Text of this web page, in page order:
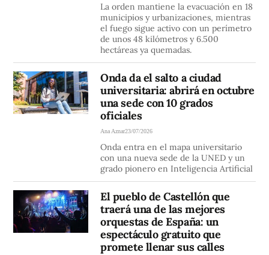
La orden mantiene la evacuación en 18
municipios y urbanizaciones, mientras
el fuego sigue activo con un perímetro
de unos 48 kilómetros y 6.500
hectáreas ya quemadas.
Onda da el salto a ciudad
universitaria: abrirá en octubre
una sede con 10 grados
oficiales
Ana Aznar23/07/2026
Onda entra en el mapa universitario
con una nueva sede de la UNED y un
grado pionero en Inteligencia Artificial
El pueblo de Castellón que
traerá una de las mejores
orquestas de España: un
espectáculo gratuito que
promete llenar sus calles